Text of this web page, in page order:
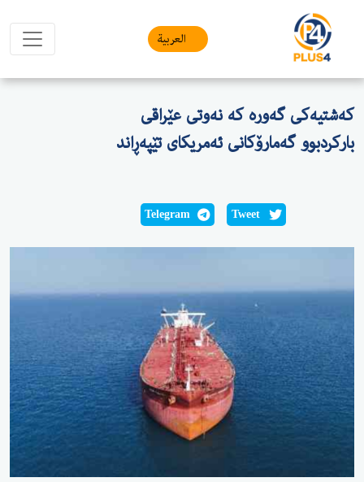
العربیة
کەشتیەکی گەورە کە نەوتی عێراقی
بارکردبوو گەمارۆکانی ئەمریکای تێپەڕاند
Tweet
Telegram